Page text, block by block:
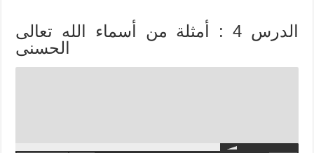
الدرس 4 : أمثلة من أسماء الله تعالى
الحسنى